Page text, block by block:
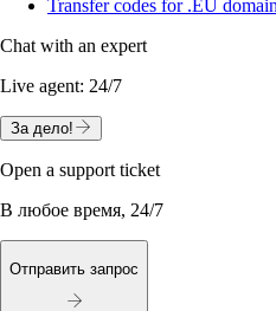
Transfer codes for .EU
Chat with an expert
Live agent: 24/7
За дело!
Open a support ticket
В любое время, 24/7
Отправить запрос